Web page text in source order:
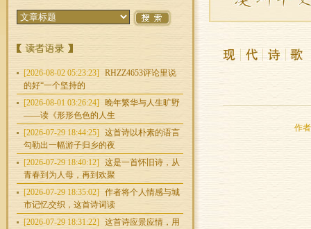
[2026-08-02 05:23:23]
RHZZ4653评论里说
的好“一个坚持的
[2026-08-01 03:26:24]
晚年繁华与人生旷野
——读《形形色色的人生
[2026-07-29 18:44:25]
这首诗以朴素的语言
勾勒出一幅游子归乡的夜
[2026-07-29 18:40:12]
这是一首怀旧诗，从
青春到为人母，再到欢聚
[2026-07-29 18:35:02]
作者将个人情感与城
市记忆交织，这首诗词读
[2026-07-29 18:31:22]
这首诗应景应情，用
作